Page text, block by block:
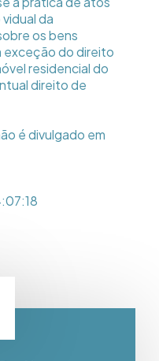
da
os bens
exceção do direito
residencial do
direito de
é divulgado em